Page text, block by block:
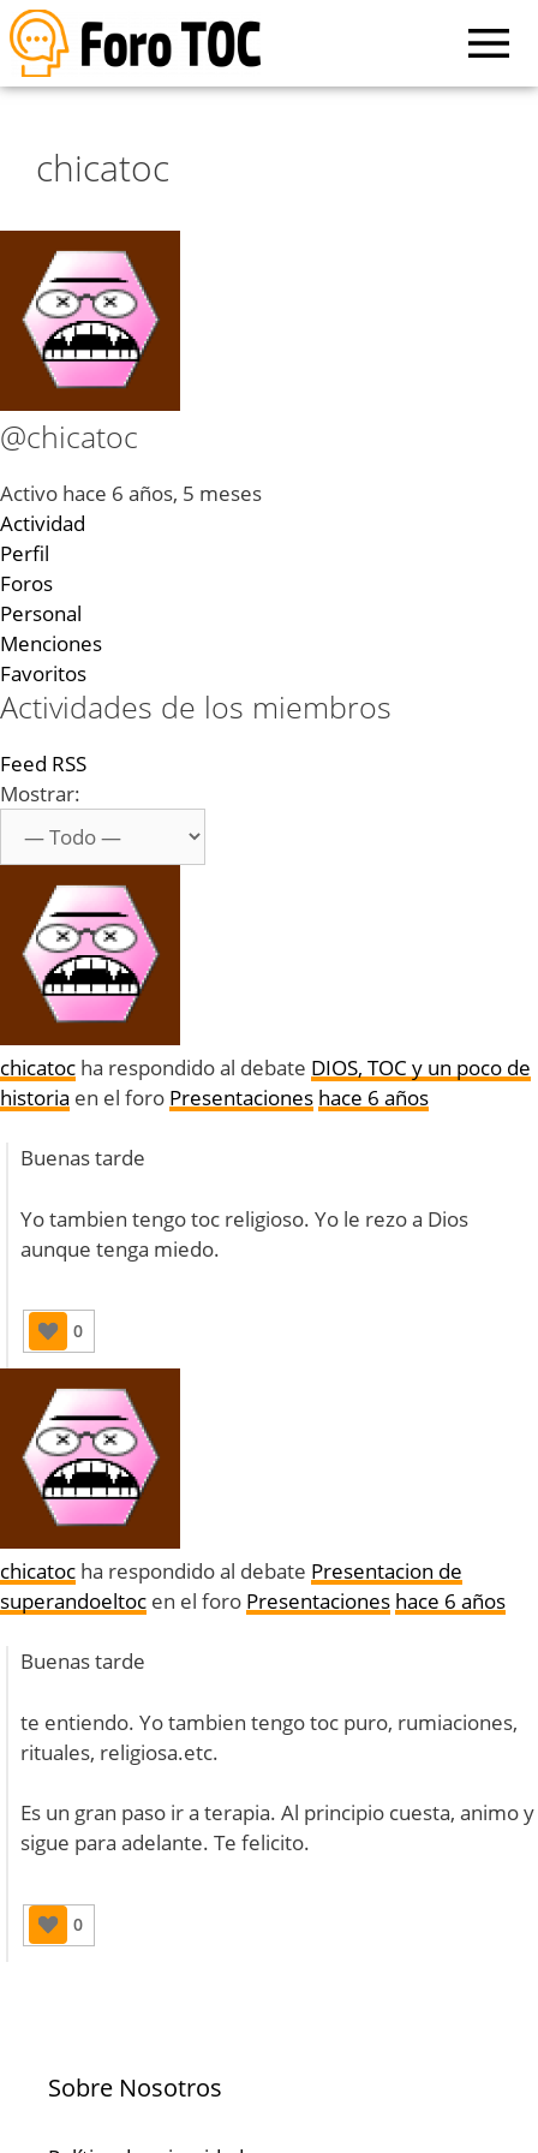
chicatoc
@chicatoc
Activo hace 6 años, 5 meses
Actividad
Perfil
Foros
Personal
Menciones
Favoritos
Actividades de los miembros
Feed RSS
Mostrar:
chicatoc ha respondido al debate DIOS, TOC y un poco de
historia en el foro Presentaciones hace 6 años
Buenas tarde
Yo tambien tengo toc religioso. Yo le rezo a Dios
aunque tenga miedo.
0
chicatoc ha respondido al debate Presentacion de
superandoeltoc en el foro Presentaciones hace 6 años
Buenas tarde
te entiendo. Yo tambien tengo toc puro, rumiaciones,
rituales, religiosa.etc.
Es un gran paso ir a terapia. Al principio cuesta, animo y
sigue para adelante. Te felicito.
0
Sobre Nosotros